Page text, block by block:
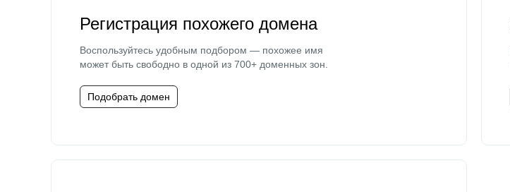
Регистрация похожего домена
Воспользуйтесь удобным подбором — похожее имя
может быть свободно в одной из 700+ доменных зон.
Подобрать домен